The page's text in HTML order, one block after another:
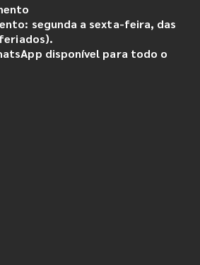
segunda a sexta-feira, das
disponível para todo o